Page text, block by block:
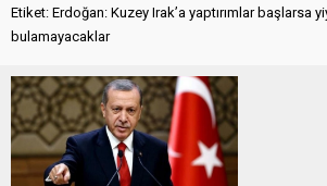
Etiket: Erdoğan: Kuzey Irak’a yaptırımlar başlarsa
bulamayacaklar